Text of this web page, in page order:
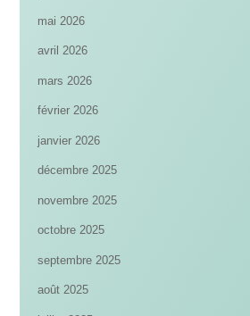
mai 2026
avril 2026
mars 2026
février 2026
janvier 2026
décembre 2025
novembre 2025
octobre 2025
septembre 2025
août 2025